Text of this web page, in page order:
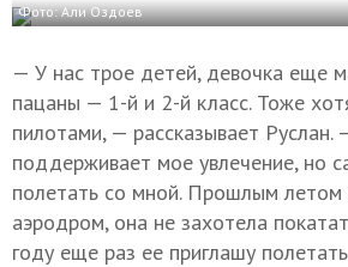
Фото: Али Оздоев
— У нас трое детей, девочка еще
пацаны — 1-й и 2-й класс. Тоже
пилотами, — рассказывает Руслан.
поддерживает мое увлечение, но
полетать со мной. Прошлым летом
аэродром, она не захотела
году еще раз ее приглашу